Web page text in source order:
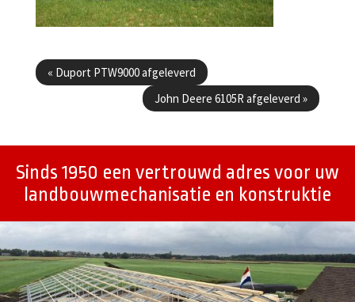
Berichtenmenu
« Duport PTW9000 afgeleverd
John Deere 6105R afgeleverd »
Sinds 1950 een vertrouwd adres voor uw
landbouwmechanisatie en konstruktie